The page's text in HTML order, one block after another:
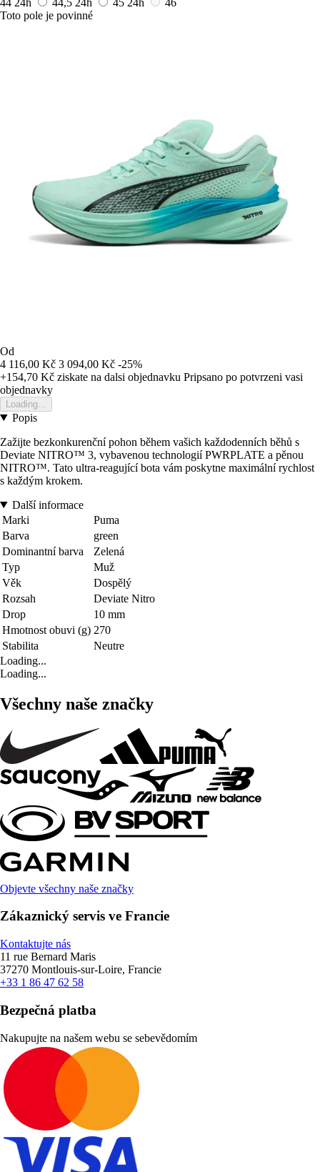
Toto pole je povinné
Od
4 116,00 Kč 3 094,00 Kč -25%
+154,70 Kč ziskate na dalsi objednavku Pripsano po potvrzeni vasi
objednavky
Loading...
Popis
Zažijte bezkonkurenční pohon během vašich každodenních běhů s
Deviate NITRO™ 3, vybavenou technologií PWRPLATE a pěnou
NITRO™. Tato ultra-reagující bota vám poskytne maximální rychlost
s každým krokem.
Další informace
Marki
Puma
Barva
green
Dominantní barva
Zelená
Typ
Muž
Věk
Dospělý
Rozsah
Deviate Nitro
Drop
10 mm
Hmotnost obuvi (g) 270
Stabilita
Neutre
Loading...
Loading...
Všechny naše značky
Objevte všechny naše značky
Zákaznický servis ve Francie
Kontaktujte nás
11 rue Bernard Maris
37270 Montlouis-sur-Loire, Francie
+33 1 86 47 62 58
Bezpečná platba
Nakupujte na našem webu se sebevědomím